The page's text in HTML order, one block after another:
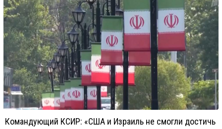
Командующий КСИР: «США и Израиль не смогли достичь